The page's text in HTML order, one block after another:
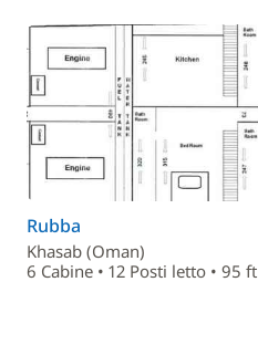
Rubba
Khasab (Oman)
6 Cabine • 12 Posti letto • 95 ft